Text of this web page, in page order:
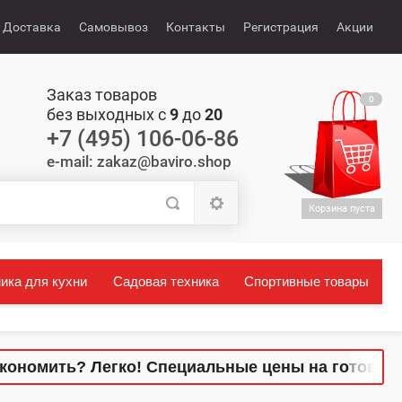
Доставка Самовывоз Контакты Регистрация Акции
Заказ товаров
без выходных с9до20
+7 (495) 106-06-86
e-mail: zakaz@baviro.shop
0
Корзина пуста
для кухни Садовая техника Спортивные товары
Легко! Специальные цены на готовые